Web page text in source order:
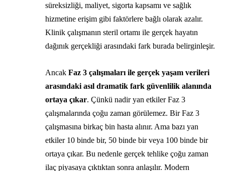
süreksizliği, maliyet, sigorta kapsamı ve sağlık
hizmetine erişim gibi faktörlere bağlı olarak azalır.
Klinik çalışmanın steril ortamı ile gerçek hayatın
dağınık gerçekliği arasındaki fark burada belirginleşir.
Ancak Faz 3 çalışmaları ile gerçek yaşam verileri
arasındaki asıl dramatik fark güvenlilik alanında
ortaya çıkar. Çünkü nadir yan etkiler Faz 3
çalışmalarında çoğu zaman görülemez. Bir Faz 3
çalışmasına birkaç bin hasta alınır. Ama bazı yan
etkiler 10 binde bir, 50 binde bir veya 100 binde bir
ortaya çıkar. Bu nedenle gerçek tehlike çoğu zaman
ilaç piyasaya çıktıktan sonra anlaşılır. Modern